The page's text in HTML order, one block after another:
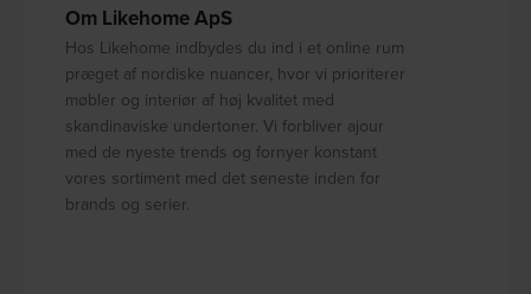
Om Likehome ApS
Hos Likehome indbydes du ind i et online rum
præget af nordiske nuancer, hvor vi prioriterer
møbler og interiør af høj kvalitet med
skandinaviske undertoner. Vi forbliver ajour
med de nyeste trends og fornyer konstant
vores sortiment med det seneste inden for
brands og serier.